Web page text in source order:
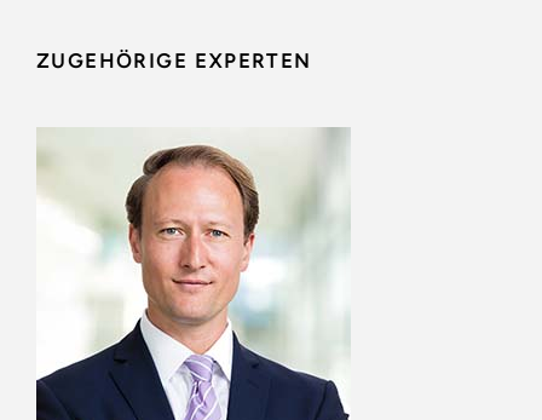
ZUGEHÖRIGE EXPERTEN